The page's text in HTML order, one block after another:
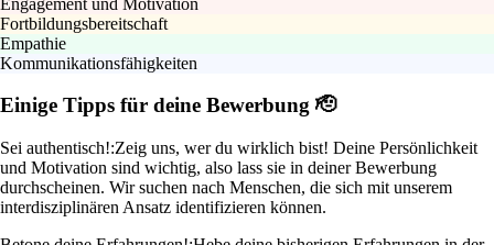
Fortbildungsbereitschaft
Empathie
Kommunikationsfähigkeiten
Einige Tipps für deine Bewerbung 🫡
Sei authentisch!:Zeig uns, wer du wirklich bist! Deine Persönlichkeit
und Motivation sind wichtig, also lass sie in deiner Bewerbung
durchscheinen. Wir suchen nach Menschen, die sich mit unserem
interdisziplinären Ansatz identifizieren können.